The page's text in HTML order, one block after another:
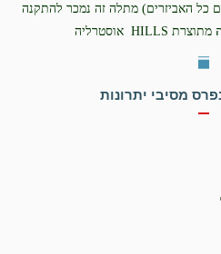
כל האביזרים) מתלה זה נמכר להתקנה
מתוצרת HILLS אוסטרליה
מסיבי יתרונות